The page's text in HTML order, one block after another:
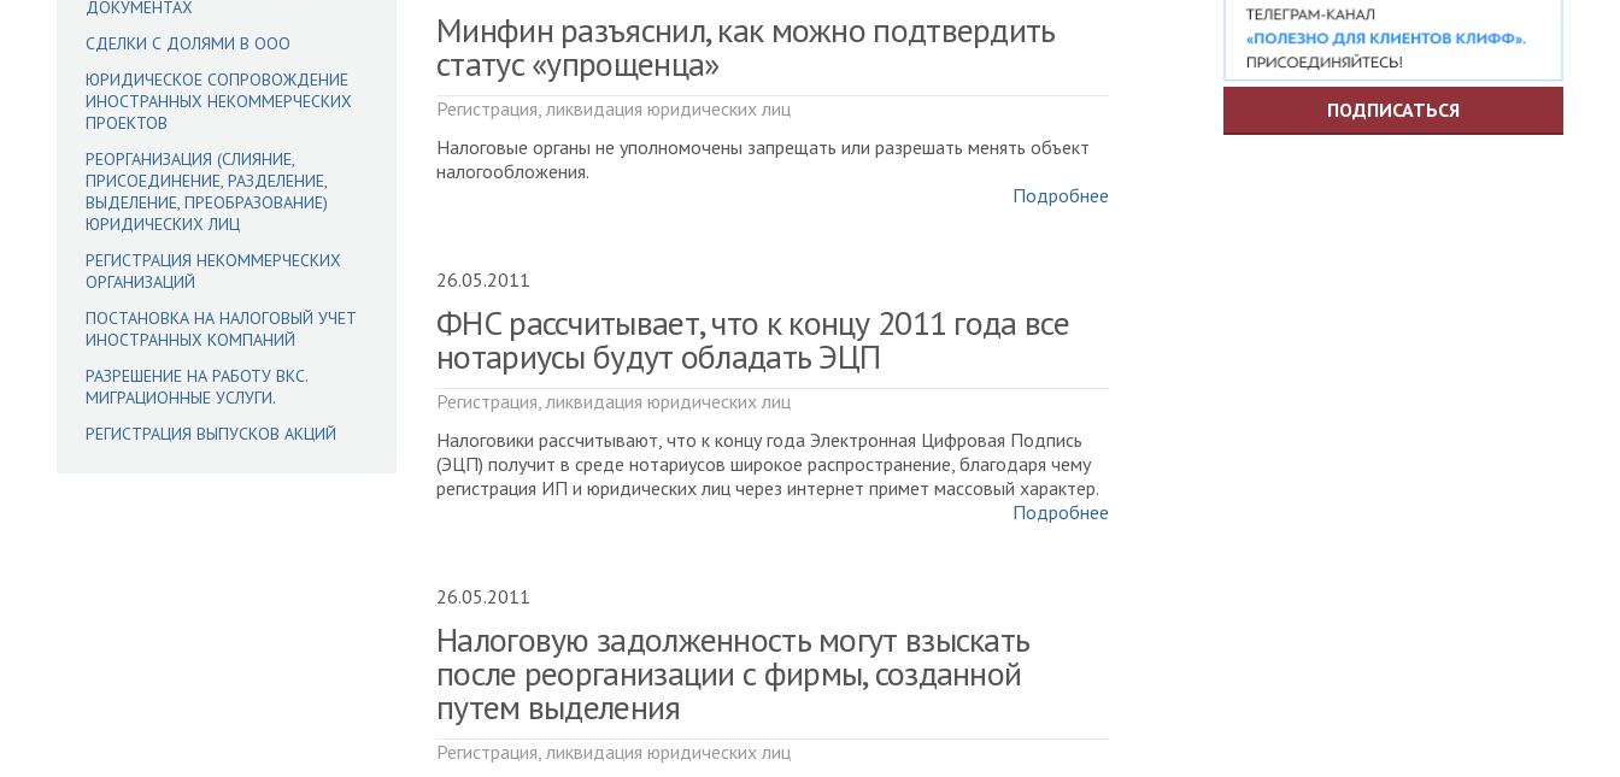
ДОКУМЕНТАХ
СДЕЛКИ С ДОЛЯМИ В ООО
ЮРИДИЧЕСКОЕ СОПРОВОЖДЕНИЕ
ИНОСТРАННЫХ НЕКОММЕРЧЕСКИХ
ПРОЕКТОВ
РЕОРГАНИЗАЦИЯ (СЛИЯНИЕ,
ПРИСОЕДИНЕНИЕ, РАЗДЕЛЕНИЕ,
ВЫДЕЛЕНИЕ, ПРЕОБРАЗОВАНИЕ)
ЮРИДИЧЕСКИХ ЛИЦ
РЕГИСТРАЦИЯ НЕКОММЕРЧЕСКИХ
ОРГАНИЗАЦИЙ
ПОСТАНОВКА НА НАЛОГОВЫЙ УЧЕТ
ИНОСТРАННЫХ КОМПАНИЙ
РАЗРЕШЕНИЕ НА РАБОТУ ВКС.
МИГРАЦИОННЫЕ УСЛУГИ.
РЕГИСТРАЦИЯ ВЫПУСКОВ АКЦИЙ
Минфин разъяснил, как можно подтвердить
статус «упрощенца»
Регистрация, ликвидация юридических лиц
Налоговые органы не уполномочены запрещать или разрешать менять объект
налогообложения.
Подробнее
26.05.2011
ФНС рассчитывает, что к концу 2011 года все
нотариусы будут обладать ЭЦП
Регистрация, ликвидация юридических лиц
Налоговики рассчитывают, что к концу года Электронная Цифровая Подпись
(ЭЦП) получит в среде нотариусов широкое распространение, благодаря чему
регистрация ИП и юридических лиц через интернет примет массовый характер.
Подробнее
26.05.2011
Налоговую задолженность могут взыскать
после реорганизации с фирмы, созданной
путем выделения
Регистрация, ликвидация юридических лиц
ПОДПИСАТЬСЯ